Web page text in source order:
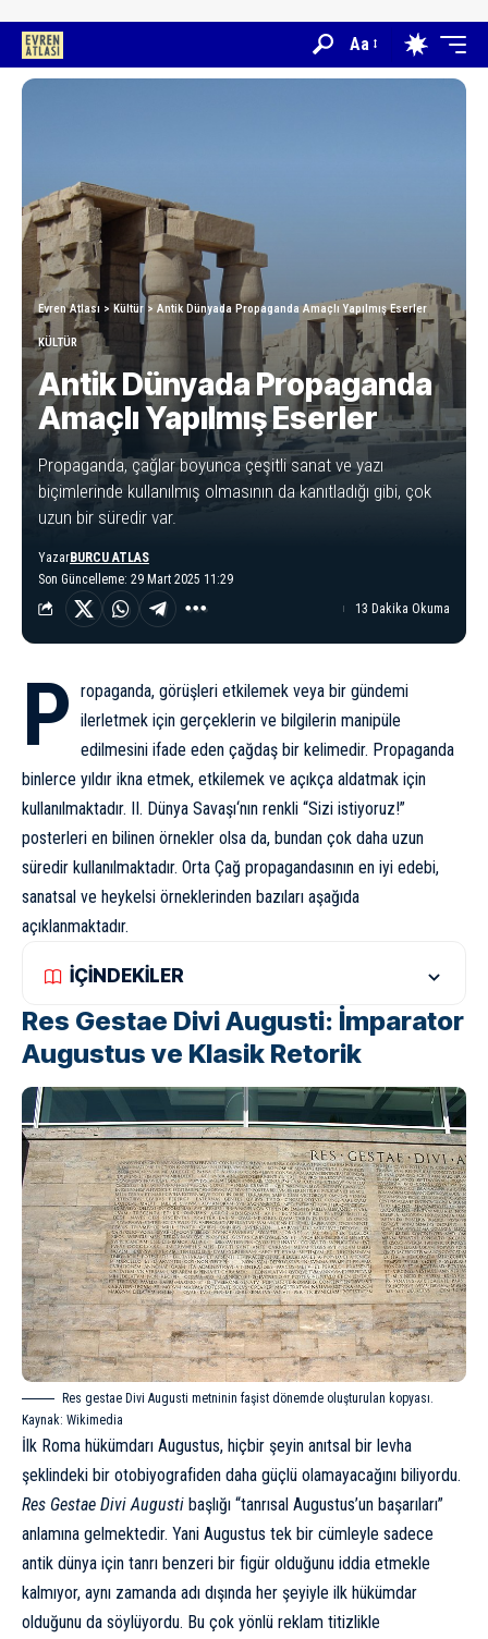
Aa
Evren Atlası > Kültür> Antik Dünyada Propaganda Amaçlı Yapılmış Eserler
KÜLTÜR
Antik Dünyada Propaganda
Amaçlı Yapılmış Eserler
Propaganda, çağlar boyunca çeşitli sanat ve yazı
biçimlerinde kullanılmış olmasının da kanıtladığı gibi, çok
uzun bir süredir var.
Son Güncelleme: 29 Mart 2025 11:29
YazarBURCU ATLAS
13 Dakika Okuma
P ropaganda, görüşleri etkilemek veya bir gündemi
ilerletmek için gerçeklerin ve bilgilerin manipüle
edilmesini ifade eden çağdaş bir kelimedir. Propaganda
binlerce yıldır ikna etmek, etkilemek ve açıkça aldatmak için
kullanılmaktadır. II. Dünya Savaşı‘nın renkli “Sizi istiyoruz!”
posterleri en bilinen örnekler olsa da, bundan çok daha uzun
süredir kullanılmaktadır. Orta Çağ propagandasının en iyi edebi,
sanatsal ve heykelsi örneklerinden bazıları aşağıda
açıklanmaktadır.
İÇİNDEKİLER
Res Gestae Divi Augusti: İmparator
Augustus ve Klasik Retorik
Res gestae Divi Augusti metninin faşist dönemde oluşturulan kopyası.
Kaynak: Wikimedia
İlk Roma hükümdarı Augustus, hiçbir şeyin anıtsal bir levha
şeklindeki bir otobiyografiden daha güçlü olamayacağını biliyordu.
Res Gestae Divi Augusti başlığı “tanrısal Augustus’un başarıları”
anlamına gelmektedir. Yani Augustus tek bir cümleyle sadece
antik dünya için tanrı benzeri bir figür olduğunu iddia etmekle
kalmıyor, aynı zamanda adı dışında her şeyiyle ilk hükümdar
olduğunu da söylüyordu. Bu çok yönlü reklam titizlikle